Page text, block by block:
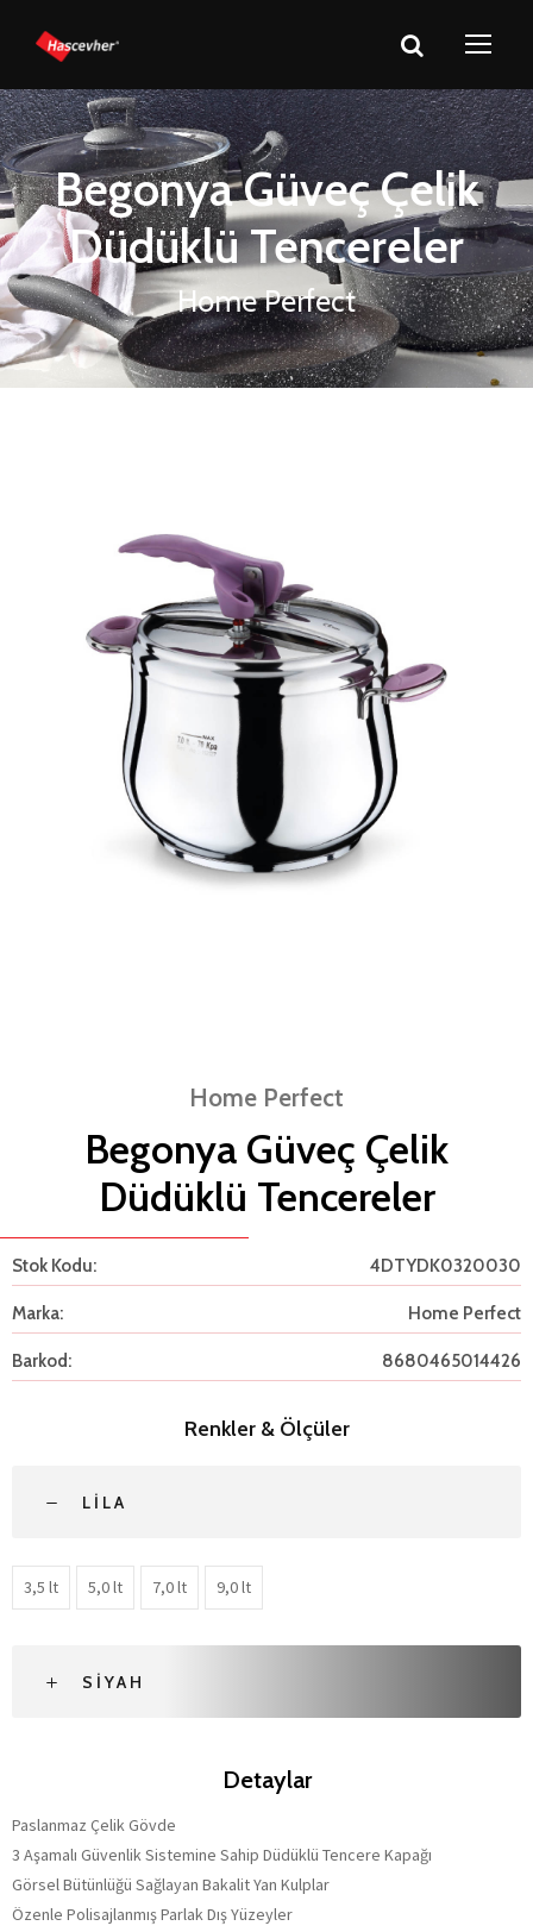
Begonya Güveç Çelik
Düdüklü Tencereler
Home Perfect
Home Perfect
Begonya Güveç Çelik
Düdüklü Tencereler
Stok Kodu: 4DTYDK0320030
Marka: Home Perfect
Barkod: 8680465014426
Renkler & Ölçüler
LILA
3,5 lt 5,0 lt 7,0 lt 9,0 lt
SIYAH
Detaylar
Paslanmaz Çelik Gövde
3 Aşamalı Güvenlik Sistemine Sahip Düdüklü Tencere Kapağı
Görsel Bütünlüğü Sağlayan Bakalit Yan Kulplar
Özenle Polisajlanmış Parlak Dış Yüzeyler